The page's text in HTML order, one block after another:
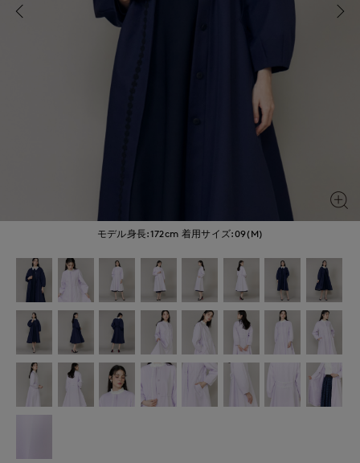
モデル身長:172cm 着用サイズ:09(M)